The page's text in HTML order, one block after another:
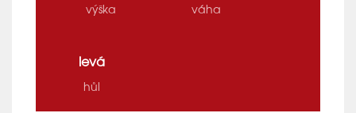
výška váha
levá
hůl